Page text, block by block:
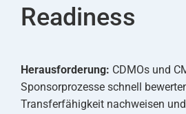
Readiness
Herausforderung: CDMOs und
Sponsorprozesse schnell
Transferfähigkeit nachweisen